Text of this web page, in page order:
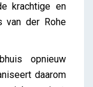
krachtige en
van der Rohe
opnieuw
daarom